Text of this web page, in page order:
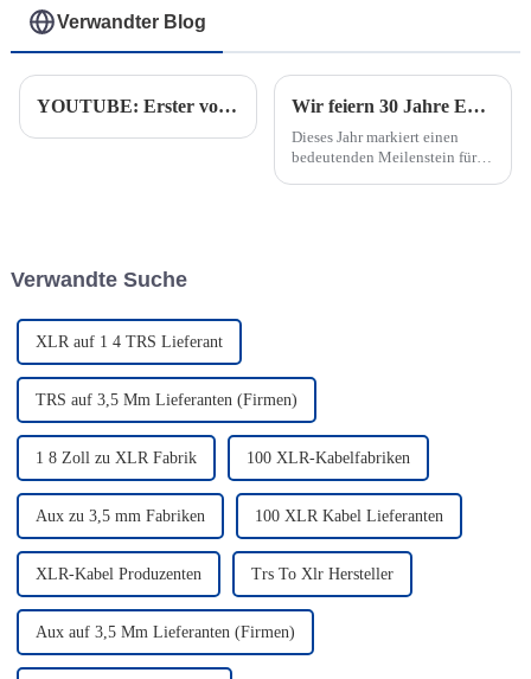
Verwandter Blog
YOUTUBE: Erster voller Container mit Audiokabel auf dem Weg von Thailand in die USA Wir feiern 30 Jahre Exzellenz: Das 30-jährige Jubiläum unserer Fabrik
Dieses Jahr markiert einen
bedeutenden Meilenstein für
Verwandte Suche
XLR auf 1 4 TRS Lieferant
TRS auf 3,5 Mm Lieferanten (Firmen)
1 8 Zoll zu XLR Fabrik 100 XLR-Kabelfabriken
Aux zu 3,5 mm Fabriken 100 XLR Kabel Lieferanten
XLR-Kabel Produzenten Trs To Xlr Hersteller
Aux auf 3,5 Mm Lieferanten (Firmen)